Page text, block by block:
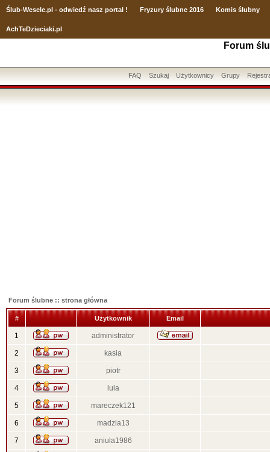
Ślub-Wesele.pl - odwiedź nasz portal ! Fryzury ślubne 2016 Komis ślubny
AchTeDzieciaki.pl
Forum
FAQ Szukaj Użytkownicy Grupy
Forum ślubne :: strona główna
# Użytkownik Email
1 administrator
2 kasia
3 piotr
4 lula
5 mareczek121
6 madzia13
7 aniula1986